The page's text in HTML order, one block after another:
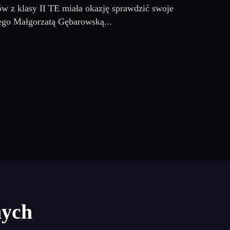
z klasy II TE miała okazję sprawdzić swoje
Małgorzatą Gębarowską...